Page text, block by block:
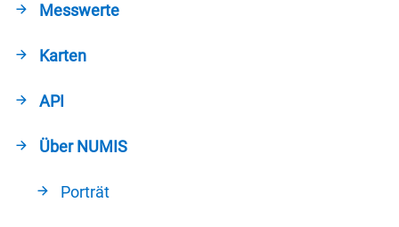
Messwerte
Karten
API
Über NUMIS
Porträt